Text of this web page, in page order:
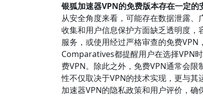
银狐加速器VPN的免费版本存在一定的
从安全角度来看，可能存在数据泄露
收集和用户信息保护方面缺乏透明度
服务，或使用经过严格审查的免费VPN
Comparatives都提醒用户在选择VPN
费VPN。除此之外，免费VPN通常会
性不仅取决于VPN的技术实现，更与
加速器VPN的隐私政策和用户评价，确